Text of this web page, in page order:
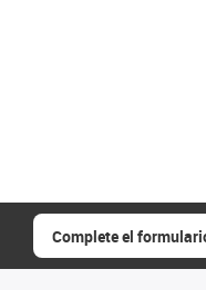
Complete el